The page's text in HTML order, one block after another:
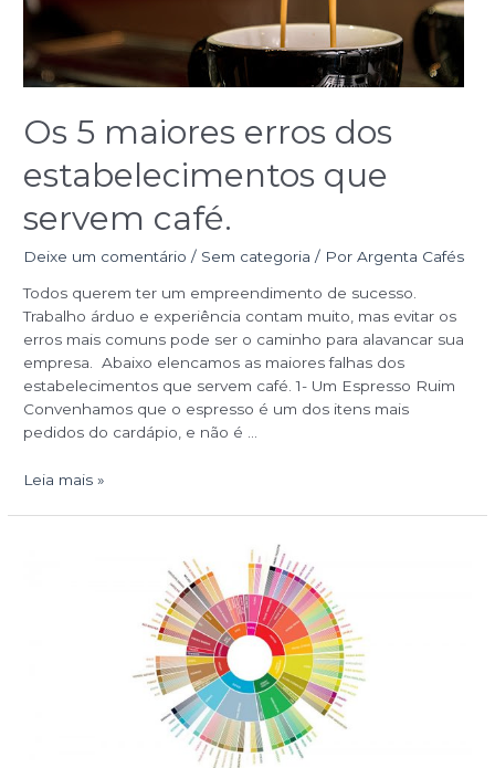
Os 5 maiores erros dos
estabelecimentos que
servem café.
Deixe um comentário / Sem categoria / PorArgenta Cafés
Todos querem ter um empreendimento de sucesso.
Trabalho árduo e experiência contam muito, mas evitar os
erros mais comuns pode ser o caminho para alavancar sua
empresa. Abaixo elencamos as maiores falhas dos
estabelecimentos que servem café. 1- Um Espresso Ruim
Convenhamos que o espresso é um dos itens mais
pedidos do cardápio, e não é …
Leia mais »